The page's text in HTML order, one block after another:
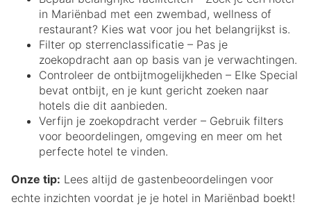
in Mariënbad met een zwembad, wellness of
restaurant? Kies wat voor jou het belangrijkst is.
Filter op sterrenclassificatie – Pas je
zoekopdracht aan op basis van je verwachtingen.
Controleer de ontbijtmogelijkheden – Elke Special
bevat ontbijt, en je kunt gericht zoeken naar
hotels die dit aanbieden.
Verfijn je zoekopdracht verder – Gebruik filters
voor beoordelingen, omgeving en meer om het
perfecte hotel te vinden.
Onze tip: Lees altijd de gastenbeoordelingen voor
echte inzichten voordat je je hotel in Mariënbad boekt!